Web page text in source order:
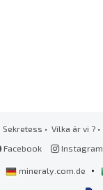
Sekretess • Vilka är vi ? •
Facebook Instagram
mineraly.com.de •